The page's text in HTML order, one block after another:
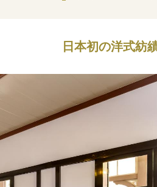
日本初の洋式紡